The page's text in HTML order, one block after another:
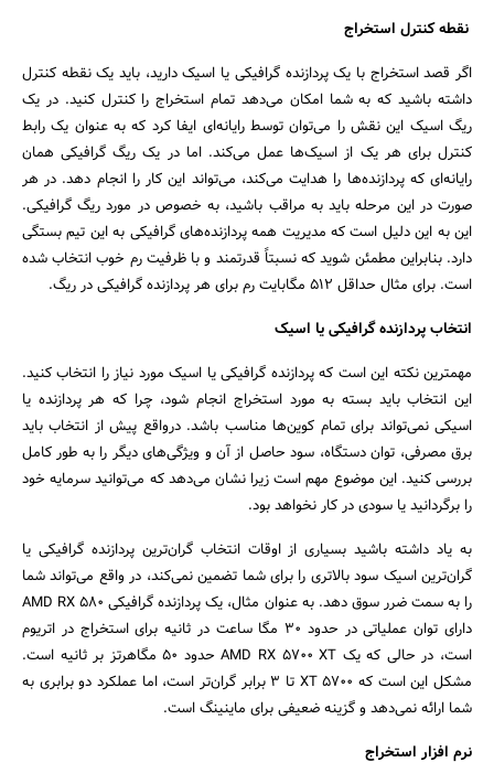
نقطه کنترل استخراج
اگر قصد استخراج با یک پردازنده گرافیکی یا اسیک دارید، باید یک نقطه کنترل
داشته باشید که به شما امکان می‌دهد تمام استخراج را کنترل کنید. در یک
ریگ اسیک این نقش را می‌توان توسط رایانه‌ای ایفا کرد که به عنوان یک رابط
کنترل برای هر یک از اسیک‌ها عمل می‌کند. اما در یک ریگ گرافیکی همان
رایانه‌ای که پردازنده‌ها را هدایت می‌کند، می‌تواند این کار را انجام دهد. در هر
صورت در این مرحله باید به مراقب باشید، به خصوص در مورد ریگ گرافیکی.
این به این دلیل است که مدیریت همه پردازنده‌های گرافیکی به این تیم بستگی
دارد. بنابراین مطمئن شوید که نسبتاً قدرتمند و با ظرفیت رم خوب انتخاب شده
است. برای مثال حداقل 512 مگابایت رم برای هر پردازنده گرافیکی در ریگ.
انتخاب پردازنده گرافیکی یا اسیک
مهمترین نکته این است که پردازنده گرافیکی یا اسیک مورد نیاز را انتخاب کنید.
این انتخاب باید بسته به مورد استخراج انجام شود، چرا که هر پردازنده یا
اسیکی نمی‌تواند برای تمام کوین‌ها مناسب باشد. درواقع پیش از انتخاب باید
برق مصرفی، توان دستگاه، سود حاصل از آن و ویژگی‌های دیگر را به طور کامل
بررسی کنید. این موضوع مهم است زیرا نشان می‌دهد که می‌توانید سرمایه خود
را برگردانید یا سودی در کار نخواهد بود.
به یاد داشته باشید بسیاری از اوقات انتخاب گران‌ترین پردازنده گرافیکی یا
گران‌ترین اسیک سود بالاتری را برای شما تضمین نمی‌کند، در واقع می‌تواند شما
را به سمت ضرر سوق دهد. به عنوان مثال، یک پردازنده گرافیکی AMD RX 580
دارای توان عملیاتی در حدود 30 مگا ساعت در ثانیه برای استخراج در اتریوم
است، در حالی که یک AMD RX 5700 XT حدود 50 مگاهرتز بر ثانیه است.
مشکل این است که 5700 XT تا 3 برابر گران‌تر است، اما عملکرد دو برابری به
شما ارائه نمی‌دهد و گزینه ضعیفی برای ماینینگ است.
نرم افزار استخراج